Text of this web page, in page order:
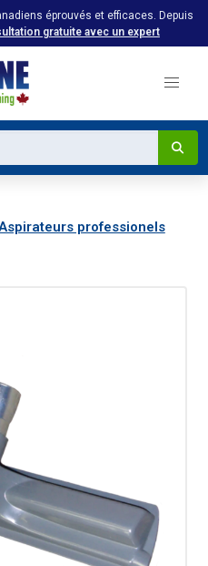
éprouvés et efficaces. Depuis
gratuite avec un expert
professionels